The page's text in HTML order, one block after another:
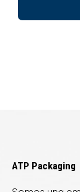
ATP Packaging